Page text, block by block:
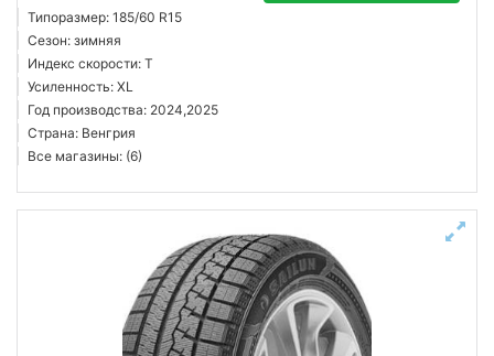
Типоразмер: 185/60 R15
Сезон: зимняя
Индекс скорости: T
Усиленность: XL
Год производства: 2024,2025
Страна: Венгрия
Все магазины: (6)